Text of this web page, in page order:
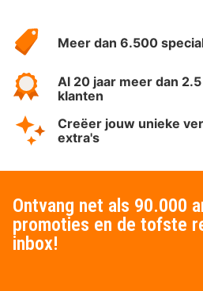
HotelSpecials
Meer dan 6.500
Al 20 jaar meer dan
klanten
Creëer jouw unieke
extra's
Ontvang net als 90.000
promoties en de tofste
inbox!